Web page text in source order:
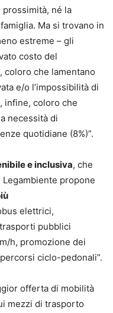
né la
Ma si trovano in
estreme – gli
costo del
coloro che lamentano
e/o l’impossibilità di
infine, coloro che
necessità di
quotidiane (8%)”.
e inclusiva, che
propone
elettrici,
pubblici
h, promozione dei
ciclo-pedonali”.
offerta di mobilità
mezzi di trasporto